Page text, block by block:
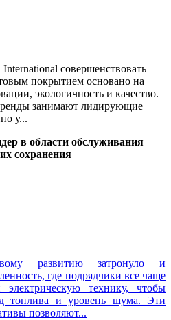
совершенствовать
покрытием основано на
экологичность и качество.
занимают лидирующие
у...
в области обслуживания
сохранения
развитию затронуло и
где подрядчики все чаще
технику, чтобы
топлива и уровень шума. Эти
позволяют...